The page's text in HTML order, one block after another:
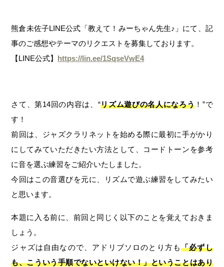
熊倉未佐子LINE公式「教えて！みーちゃん先生♪」にて、記
事のご感想やテーマのリクエストを募集しております。
【LINE公式】 https://lin.ee/1SqseVwE4
さて、第14回の内容は、“リズム遊びの名人になろう ！”で
す！
前回は、ジャズクラリネットを始める際に最初に手がかり
にしてみていただきたい方法として、コードトーンを参考
に音を選ぶ練習をご紹介いたしました。
今回はこの音選びを元に、リズムで遊ぶ練習をしてみたい
と思います。
本題に入る前に、前回と同じく以下のことを覚えておきま
しょう。
ジャズは自由なので、アドリブソロのとり方も「必ずし
も、こういう手順でないといけない！」ということはあり